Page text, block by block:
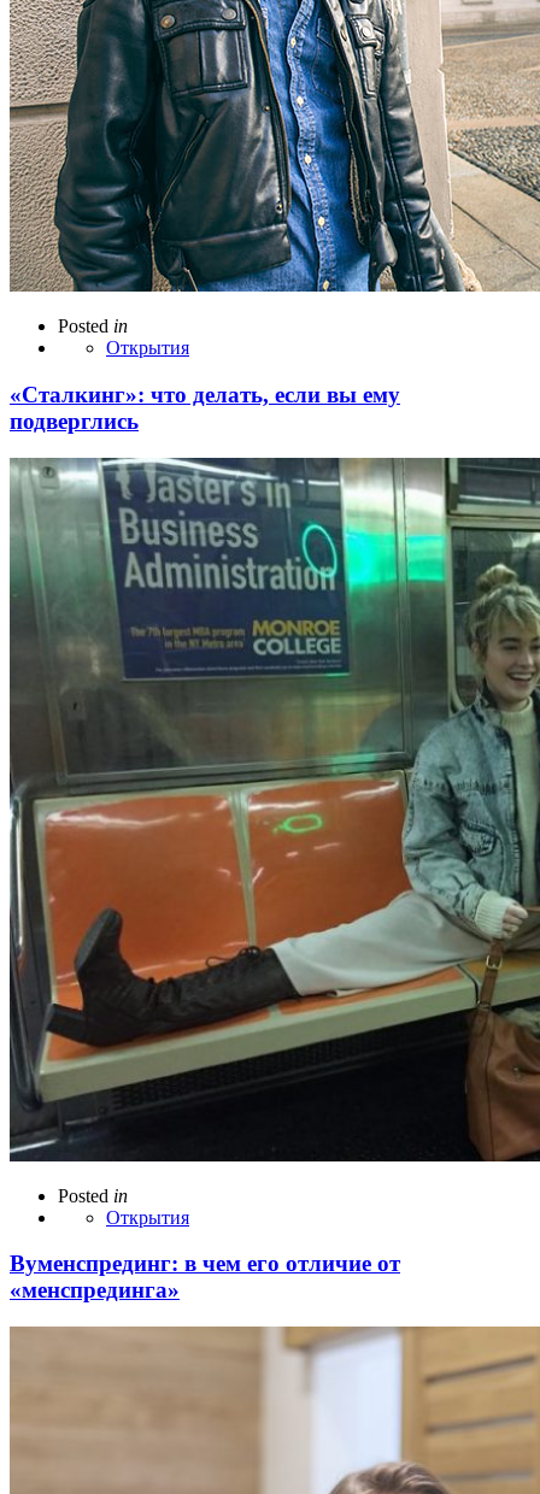
Posted in
Открытия
«Сталкинг»: что делать, если вы ему
подверглись
Posted in
Открытия
Вуменспрединг: в чем его отличие от
«менспрединга»